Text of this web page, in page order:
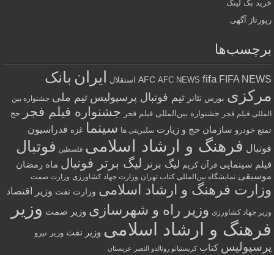
خرید بک لینک
رپورتاژ آگهی
برچسب‌ها
AFC AFC NEWS fifa FIFA NEWS استقلال ایران بانک
مرکزی بورس تئاتر تیم فوتبال پرسپولیس تیم ملی جشنواره بین
المللی فیلم فجر جشنواره بین‌المللی فیلم فجر جشنواره فیلم فجر
حج
تمتع خودرو سازمان حج و زیارت سلبریتی ها سینما غزه فدراسیون
فوتبال فرهنگ و ارشاد اسلامی فلسطین فوتبال
فیلم سینمایی قرآن کریم لیگ برتر لیگ برتر فوتبال ماه رمضان
موسیقی نمایشگاه بین‌المللی کتاب تهران وزارت جهاد کشاورزی وزارت صمت
وزارت فرهنگ و ارشاد اسلامی وزارت نفت وزیر اقتصاد
وزیر جهاد کشاورزی وزیر راه و شهرسازی وزیر صمت وزیر
فرهنگ و ارشاد اسلامی وزیر نفت وزیر نیرو
پرسپولیس کتاب کریستیانو رونالدو النصر عربستان